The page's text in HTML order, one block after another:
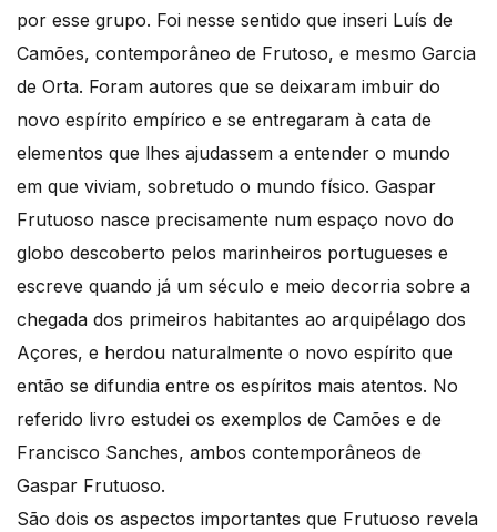
por esse grupo. Foi nesse sentido que inseri Luís de
Camões, contemporâneo de Frutoso, e mesmo Garcia
de Orta. Foram autores que se deixaram imbuir do
novo espírito empírico e se entregaram à cata de
elementos que lhes ajudassem a entender o mundo
em que viviam, sobretudo o mundo físico. Gaspar
Frutuoso nasce precisamente num espaço novo do
globo descoberto pelos marinheiros portugueses e
escreve quando já um século e meio decorria sobre a
chegada dos primeiros habitantes ao arquipélago dos
Açores, e herdou naturalmente o novo espírito que
então se difundia entre os espíritos mais atentos. No
referido livro estudei os exemplos de Camões e de
Francisco Sanches, ambos contemporâneos de
Gaspar Frutuoso.
São dois os aspectos importantes que Frutuoso revela